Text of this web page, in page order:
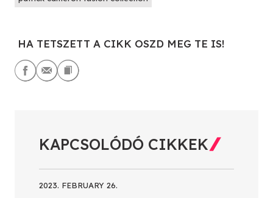
HA TETSZETT A CIKK OSZD MEG TE IS!
KAPCSOLÓDÓ CIKKEK
2023. FEBRUARY 26.